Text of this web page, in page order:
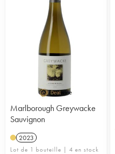
Marlborough Greywacke
Sauvignon
2023
Lot de 1 bouteille | 4 en stock